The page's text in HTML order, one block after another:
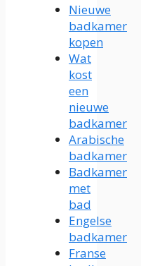
Nieuwe
badkamer
kopen
Wat
kost
een
nieuwe
badkamer
Arabische
badkamer
Badkamer
met
bad
Engelse
badkamer
Franse